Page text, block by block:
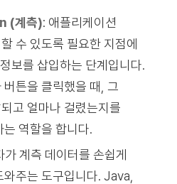
(계측): 애플리케이션
수 있도록 필요한 지점에
보를 삽입하는 단계입니다.
튼을 클릭했을 때, 그
고 얼마나 걸렸는지를
역할을 합니다.
가 계측 데이터를 손쉽게
주는 도구입니다. Java,